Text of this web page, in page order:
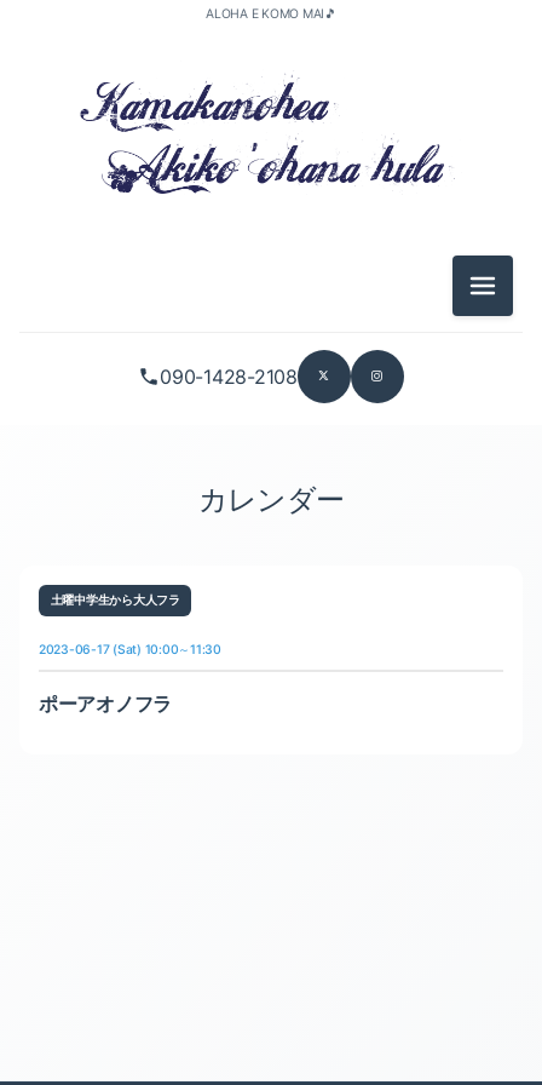
090-1428-2108
ALOHA E KOMO MAI🎵
メニュ
カレンダー
土曜中学生から大人フラ
2023-06-17 (Sat) 10:00～11:30
ポーアオノフラ